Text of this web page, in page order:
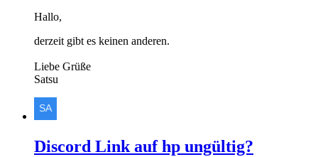
Hallo,
derzeit gibt es keinen anderen.
Liebe Grüße
Satsu
Discord Link auf hp ungültig?